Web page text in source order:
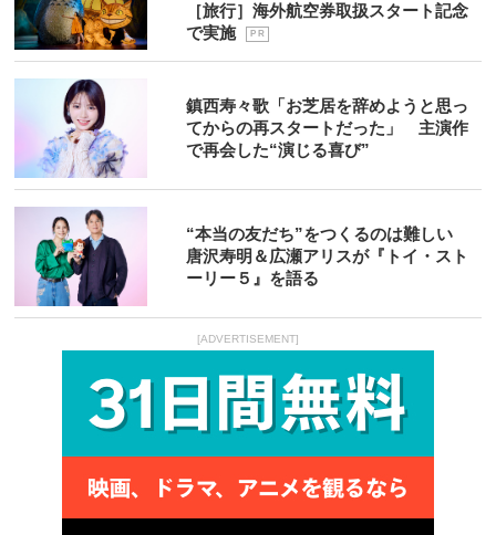
［旅行］海外航空券取扱スタート記念
で実施
P R
鎮西寿々歌「お芝居を辞めようと思っ
てからの再スタートだった」 主演作
で再会した“演じる喜び”
“本当の友だち”をつくるのは難しい
唐沢寿明＆広瀬アリスが『トイ・スト
ーリー５』を語る
[ADVERTISEMENT]